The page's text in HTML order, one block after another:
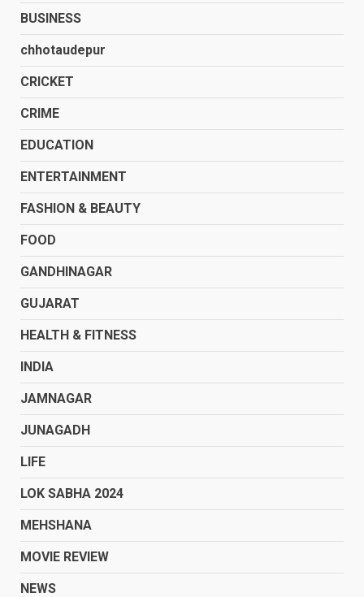
BUSINESS
chhotaudepur
CRICKET
CRIME
EDUCATION
ENTERTAINMENT
FASHION & BEAUTY
FOOD
GANDHINAGAR
GUJARAT
HEALTH & FITNESS
INDIA
JAMNAGAR
JUNAGADH
LIFE
LOK SABHA 2024
MEHSHANA
MOVIE REVIEW
NEWS